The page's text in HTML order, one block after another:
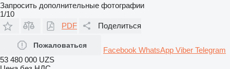
Запросить дополнительные фотографии
1/10
PDF
Поделиться
Пожаловаться
Facebook WhatsApp Viber Telegram
53 480 000 UZS